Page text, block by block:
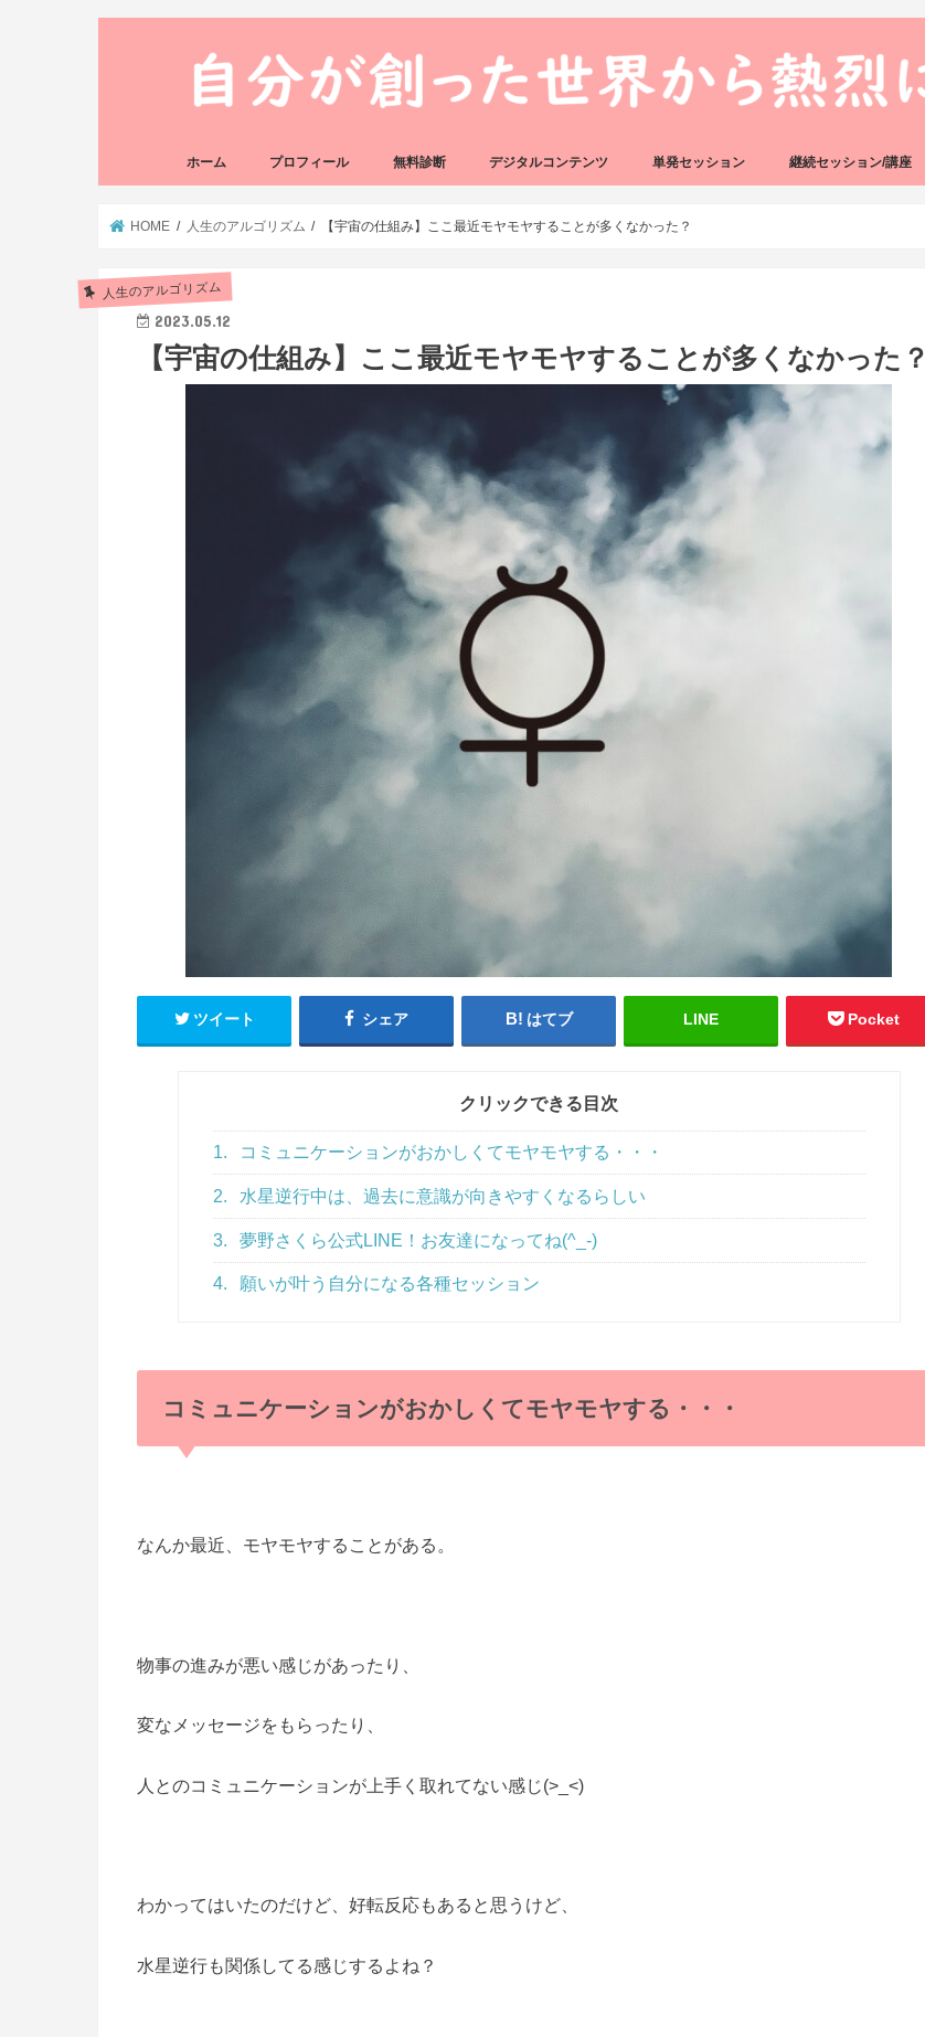
ホーム プロフィール 無料診断 デジタルコンテンツ 単発セッション 継続セッション/講座
HOME 人生のアルゴリズム 【宇宙の仕組み】ここ最近モヤモヤすることが多くなかった？
人生のアルゴリズム
2023.05.12
【宇宙の仕組み】ここ最近モヤモヤすることが多くなかった？
ツイート シェア はてブ LINE Pocket
クリックできる目次
1. コミュニケーションがおかしくてモヤモヤする・・・
2. 水星逆行中は、過去に意識が向きやすくなるらしい
3. 夢野さくら公式LINE！お友達になってね(^_-)
4. 願いが叶う自分になる各種セッション
コミュニケーションがおかしくてモヤモヤする・・・
なんか最近、モヤモヤすることがある。
物事の進みが悪い感じがあったり、
変なメッセージをもらったり、
人とのコミュニケーションが上手く取れてない感じ(>_<)
わかってはいたのだけど、好転反応もあると思うけど、
水星逆行も関係してる感じするよね？